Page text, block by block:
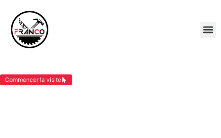
Commencer la visite